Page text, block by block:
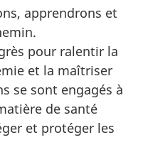
apprendrons et
pour ralentir la
et la maîtriser
se sont engagés à
de santé
et protéger les